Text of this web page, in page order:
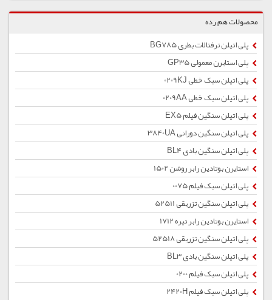
محصولات هم رده
پلی اتیلن ترفتالات بطری BG785
پلی استایرن معمولی GP35
پلی اتیلن سبک خطی 0209KJ
پلی اتیلن سبک خطی 0209AA
پلی اتیلن سنگین فیلم EX5
پلی اتیلن سنگین دورانی 3840UA
پلی اتیلن سنگین بادی BL4
استایرن بوتادین رابر روشن 1502
پلی اتیلن سبک فیلم 0075
پلی اتیلن سنگین تزریقی 52511
استایرن بوتادین رابر تیره 1712
پلی اتیلن سنگین تزریقی 52518
پلی اتیلن سنگین بادی BL3
پلی اتیلن سبک فیلم 0200
پلی اتیلن سبک فیلم 2420H